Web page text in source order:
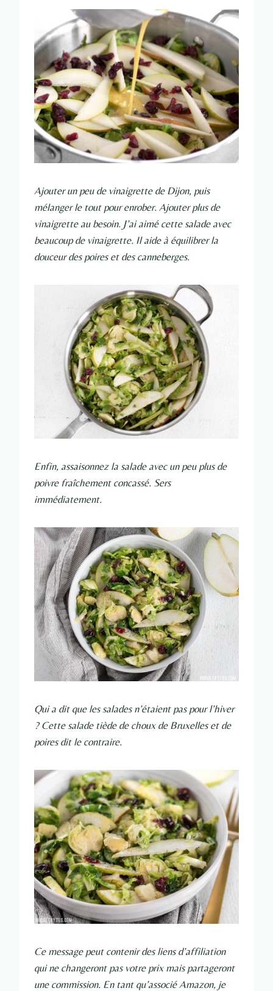
Ajouter un peu de vinaigrette de Dijon, puis
mélanger le tout pour enrober. Ajouter plus de
vinaigrette au besoin. J’ai aimé cette salade avec
beaucoup de vinaigrette. Il aide à équilibrer la
douceur des poires et des canneberges.
Enfin, assaisonnez la salade avec un peu plus de
poivre fraîchement concassé. Sers
immédiatement.
Qui a dit que les salades n’étaient pas pour l’hiver
? Cette salade tiède de choux de Bruxelles et de
poires dit le contraire.
Ce message peut contenir des liens d’affiliation
qui ne changeront pas votre prix mais partageront
une commission. En tant qu’associé Amazon, je